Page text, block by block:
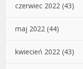
czerwiec 2022 (43)
maj 2022 (44)
kwiecień 2022 (43)